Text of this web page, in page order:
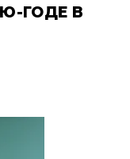
ГОДЕ В